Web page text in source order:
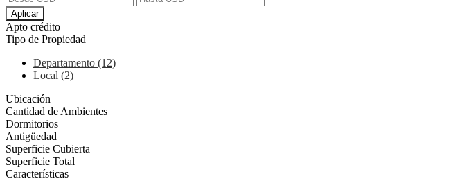
Aplicar
Apto crédito
Tipo de Propiedad
Departamento (12)
Local (2)
Ubicación
Cantidad de Ambientes
Dormitorios
Antigüedad
Superficie Cubierta
Superficie Total
Características